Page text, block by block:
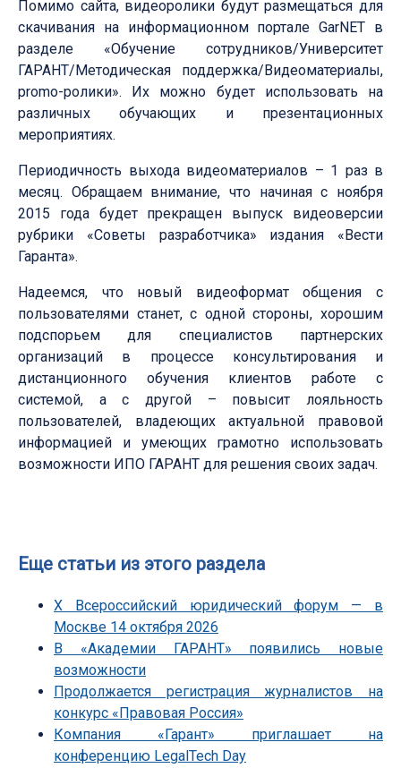
Помимо сайта, видеоролики будут размещаться для
скачивания на информационном портале GarNET в
разделе «Обучение сотрудников/Университет
ГАРАНТ/Методическая поддержка/Видеоматериалы,
promo-ролики». Их можно будет использовать на
различных обучающих и презентационных
мероприятиях.
Периодичность выхода видеоматериалов – 1 раз в
месяц. Обращаем внимание, что начиная с ноября
2015 года будет прекращен выпуск видеоверсии
рубрики «Советы разработчика» издания «Вести
Гаранта».
Надеемся, что новый видеоформат общения с
пользователями станет, с одной стороны, хорошим
подспорьем для специалистов партнерских
организаций в процессе консультирования и
дистанционного обучения клиентов работе с
системой, а с другой – повысит лояльность
пользователей, владеющих актуальной правовой
информацией и умеющих грамотно использовать
возможности ИПО ГАРАНТ для решения своих задач.
Еще статьи из этого раздела
Х Всероссийский юридический форум — в
Москве 14 октября 2026
В «Академии ГАРАНТ» появились новые
возможности
Продолжается регистрация журналистов на
конкурс «Правовая Россия»
Компания «Гарант» приглашает на
конференцию LegalTech Day